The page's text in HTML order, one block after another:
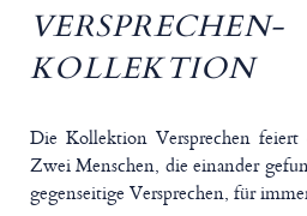
VERSPRECHEN-
KOLLEKTION
Die Kollektion Versprechen
Zwei Menschen, die einander
gegenseitige Versprechen, für